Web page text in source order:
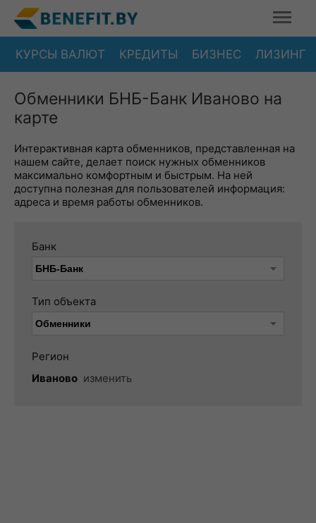
КУРСЫ ВАЛЮТ КРЕДИТЫ БИЗНЕС ЛИЗИНГ
Обменники БНБ-Банк Иваново на
карте
Интерактивная карта обменников, представленная на
нашем сайте, делает поиск нужных обменников
максимально комфортным и быстрым. На ней
доступна полезная для пользователей информация:
адреса и время работы обменников.
Банк
Тип объекта
Регион
Иваново изменить